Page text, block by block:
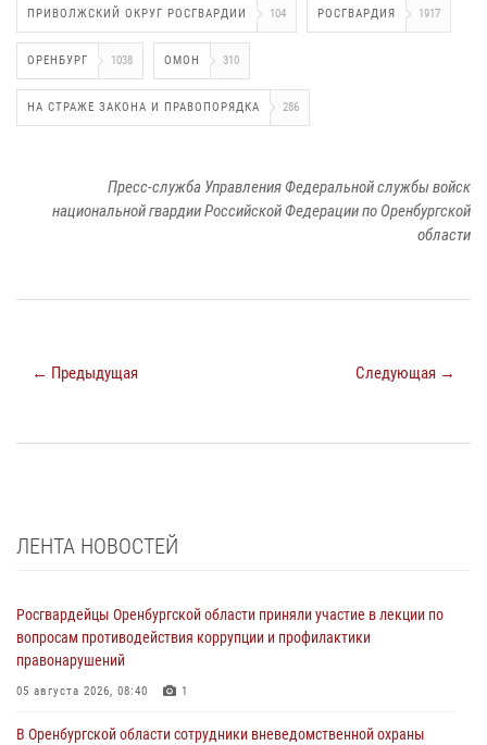
ПРИВОЛЖСКИЙ ОКРУГ РОСГВАРДИИ 104 РОСГВАРДИЯ 1917
ОРЕНБУРГ 1038 ОМОН 310
НА СТРАЖЕ ЗАКОНА И ПРАВОПОРЯДКА 286
Пресс-служба Управления Федеральной службы войск
национальной гвардии Российской Федерации по Оренбургской
области
← Предыдущая Следующая →
ЛЕНТА НОВОСТЕЙ
Росгвардейцы Оренбургской области приняли участие в лекции по
вопросам противодействия коррупции и профилактики
правонарушений
05 августа 2026, 08:40 1
В Оренбургской области сотрудники вневедомственной охраны